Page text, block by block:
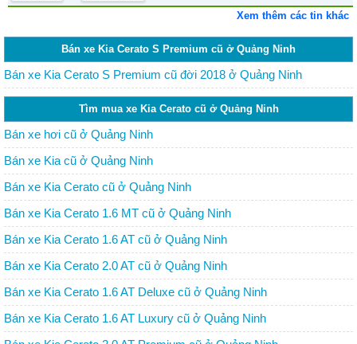
Xem thêm các tin khác
Bán xe Kia Cerato S Premium cũ ở Quảng Ninh
Bán xe Kia Cerato S Premium cũ đời 2018 ở Quảng Ninh
Tìm mua xe Kia Cerato cũ ở Quảng Ninh
Bán xe hơi cũ ở Quảng Ninh
Bán xe Kia cũ ở Quảng Ninh
Bán xe Kia Cerato cũ ở Quảng Ninh
Bán xe Kia Cerato 1.6 MT cũ ở Quảng Ninh
Bán xe Kia Cerato 1.6 AT cũ ở Quảng Ninh
Bán xe Kia Cerato 2.0 AT cũ ở Quảng Ninh
Bán xe Kia Cerato 1.6 AT Deluxe cũ ở Quảng Ninh
Bán xe Kia Cerato 1.6 AT Luxury cũ ở Quảng Ninh